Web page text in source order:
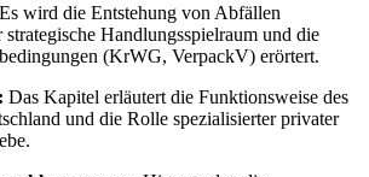
Es wird die Entstehung von Abfällen
Handlungsspielraum und die
(KrWG, VerpackV) erörtert.
Das Kapitel erläutert die Funktionsweise des
und die Rolle spezialisierter privater